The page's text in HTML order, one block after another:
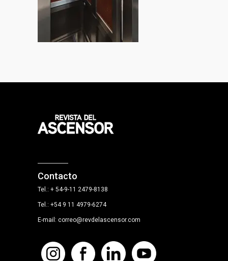
Contacto
Tel.: + 54-9-11 2479-8138
Tel.: +54 9 11 4979-6274
E-mail: correo@revdelascensor.com